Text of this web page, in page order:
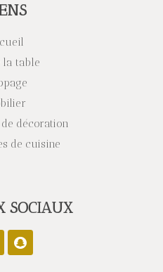
la table
de décoration
de cuisine
SOCIAUX